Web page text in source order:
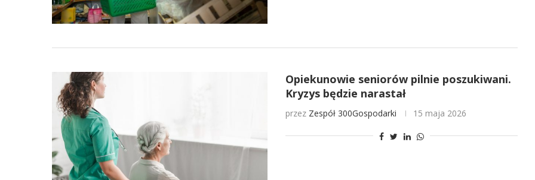
Opiekunowie seniorów pilnie poszukiwani.
Kryzys będzie narastał
przez Zespół 300Gospodarki 15 maja 2026